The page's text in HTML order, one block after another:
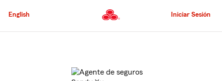
al
principal
English Iniciar Sesión